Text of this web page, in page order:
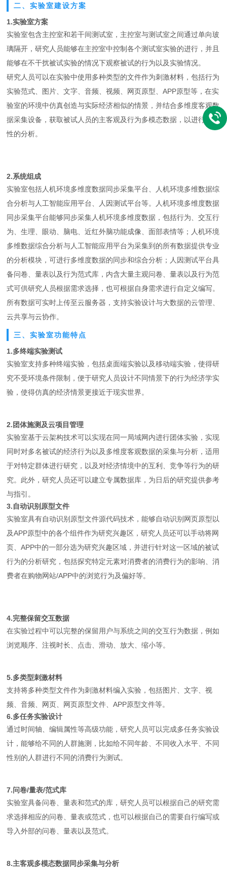
二、实验室建设方案
1.实验室方案
实验室包含主控室和若干间测试室，主控室与测试室之间通过单向玻
璃隔开，研究人员能够在主控室中控制各个测试室实验的进行，并且
能够在不干扰被试实验的情况下观察被试的行为以及实验情况。
研究人员可以在实验中使用多种类型的文件作为刺激材料，包括行为
实验范式、图片、文字、音频、视频、网页原型、APP原型等，在实
验室的环境中仿真创造与实际经济相似的情景，并结合多维度客观数
据采集设备，获取被试人员的主客观及行为多模态数据，以进行综合
性的分析。
2.系统组成
实验室包括人机环境多维度数据同步采集平台、人机环境多维数据综
合分析与人工智能应用平台、人因测试平台等。人机环境多维度数据
同步采集平台能够同步采集人机环境多维度数据，包括行为、交互行
为、生理、眼动、脑电、近红外脑功能成像、面部表情等；人机环境
多维数据综合分析与人工智能应用平台为采集到的所有数据提供专业
的分析模块，可进行多维度数据的同步和综合分析；人因测试平台具
备问卷、量表以及行为范式库，内含大量主观问卷、量表以及行为范
式可供研究人员根据需求选择，也可根据自身需求进行自定义编写。
所有数据可实时上传至云服务器，支持实验设计与大数据的云管理、
云共享与云协作。
三、实验室功能特点
1.多终端实验测试
实验室支持多种终端实验，包括桌面端实验以及移动端实验，使得研
究不受环境条件限制，便于研究人员设计不同情景下的行为经济学实
验，使得仿真的经济情景更接近于现实世界。
2.团体施测及云项目管理
实验室基于云架构技术可以实现在同一局域网内进行团体实验，实现
同时对多名被试的经济行为以及多维度客观数据的采集与分析，适用
于对特定群体进行研究，以及对经济情境中的互利、竞争等行为的研
究。此外，研究人员还可以建立专属数据库，为日后的研究提供参考
与指引。
3.自动识别原型文件
实验室具有自动识别原型文件源代码技术，能够自动识别网页原型以
及APP原型中的各个组件作为研究兴趣区，研究人员还可以手动将网
页、APP中的一部分选为研究兴趣区域，并进行针对这一区域的被试
行为的分析研究，包括探究特定元素对消费者的消费行为的影响、消
费者在购物网站/APP中的浏览行为及偏好等。
4.完整保留交互数据
在实验过程中可以完整的保留用户与系统之间的交互行为数据，例如
浏览顺序、注视时长、点击、滑动、放大、缩小等。
5.多类型刺激材料
支持将多种类型文件作为刺激材料编入实验，包括图片、文字、视
频、音频、网页、网页原型文件、APP原型文件等。
6.多任务实验设计
通过时间轴、编辑属性等高级功能，研究人员可以完成多任务实验设
计，能够给不同的人群施测，比如给不同年龄、不同收入水平、不同
性别的人群进行不同的消费行为测试。
7.问卷/量表/范式库
实验室具备问卷、量表和范式的库，研究人员可以根据自己的研究需
求选择相应的问卷、量表或范式，也可以根据自己的需要自行编写或
导入外部的问卷、量表以及范式。
8.主客观多模态数据同步采集与分析